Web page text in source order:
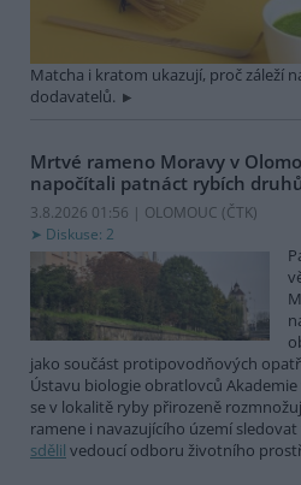
Matcha i kratom ukazují, proč záleží
dodavatelů.
Mrtvé rameno Moravy v
napočítali patnáct rybích druhů
3.8.2026 01:56 | OLOMOUC (ČTK)
Diskuse: 2
jako součást protipovodňových
Ústavu biologie obratlovců
se v lokalitě ryby přirozeně
ramene i navazujícího území
sdělil vedoucí odboru životního